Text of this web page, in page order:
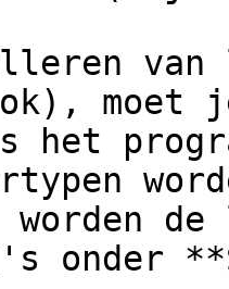
van
moet
het
worden